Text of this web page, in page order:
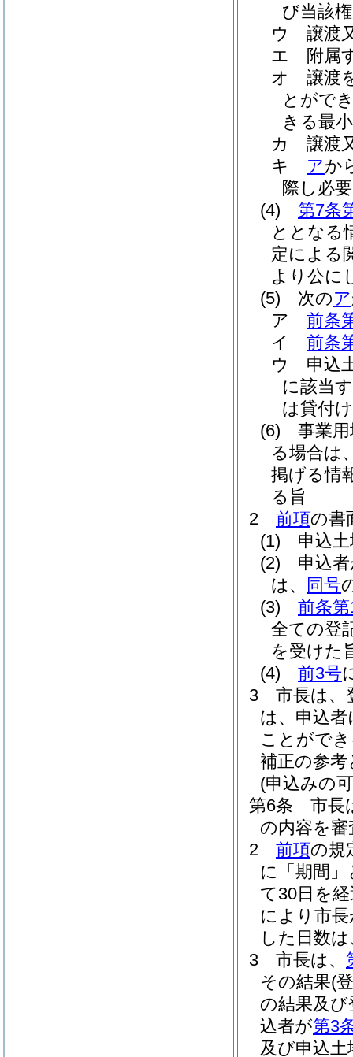
び当該
ウ
譲渡
エ
附属
オ
譲渡
とがで
きる最
カ
譲渡
キ
アか
際し必
(4)
第7条
ととなる
定による
より公に
(5)
次のア
ア
前条
イ
前条
ウ
申込
に該当
は貸付
(6)
事業
る場合は
掲げる情
る旨
2
前項の書
(1)
申込
(2)
申込
は、
同号
(3)
前条
全ての登
を受けた
(4)
前3号
3
市長は、
は、申込
ことがで
補正の参
(申込みの
第6条
市長
の内容を
2
前項の規
に「期間
て30日を
により市
した日数
3
市長は、
その結果(
の結果及
込者が第3
及び申込